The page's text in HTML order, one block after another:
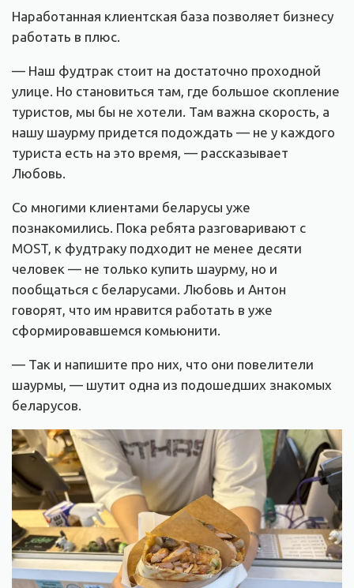
Наработанная клиентская база позволяет бизнесу
работать в плюс.
— Наш фудтрак стоит на достаточно проходной
улице. Но становиться там, где большое скопление
туристов, мы бы не хотели. Там важна скорость, а
нашу шаурму придется подождать — не у каждого
туриста есть на это время, — рассказывает
Любовь.
Со многими клиентами беларусы уже
познакомились. Пока ребята разговаривают с
MOST, к фудтраку подходит не менее десяти
человек — не только купить шаурму, но и
пообщаться с беларусами. Любовь и Антон
говорят, что им нравится работать в уже
сформировавшемся комьюнити.
— Так и напишите про них, что они повелители
шаурмы, — шутит одна из подошедших знакомых
беларусов.